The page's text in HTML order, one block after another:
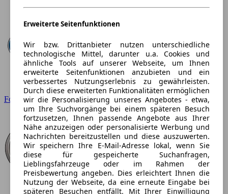
Ford
Erweiterte Seitenfunktionen
Wir bzw. Drittanbieter nutzen unterschiedliche
technologische Mittel, darunter u.a. Cookies und
ähnliche Tools auf unserer Webseite, um Ihnen
erweiterte Seitenfunktionen anzubieten und ein
verbessertes Nutzungserlebnis zu gewährleisten.
Durch diese erweiterten Funktionalitäten ermöglichen
wir die Personalisierung unseres Angebotes - etwa,
um Ihre Suchvorgänge bei einem späteren Besuch
fortzusetzen, Ihnen passende Angebote aus Ihrer
Nähe anzuzeigen oder personalisierte Werbung und
Nachrichten bereitzustellen und diese auszuwerten.
Wir speichern Ihre E-Mail-Adresse lokal, wenn Sie
diese für gespeicherte Suchanfragen,
Lieblingsfahrzeuge oder im Rahmen der
Preisbewertung angeben. Dies erleichtert Ihnen die
Nutzung der Webseite, da eine erneute Eingabe bei
späteren Besuchen entfällt. Mit Ihrer Einwilligung